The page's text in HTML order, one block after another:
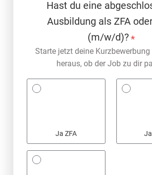
Hast du eine
Ausbildung als ZFA
(m/w/d)?*
Starte jetzt deine
heraus, ob der Job zu dir
Ja ZFA